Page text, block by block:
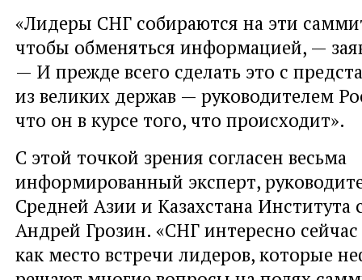
«Лидеры СНГ собираются на эти
чтобы обменяться информацией, —
— И прежде всего сделать это с
из великих держав — руководителем
что он в курсе того, что происходит».
С этой точкой зрения согласен весьма
информированный эксперт,
Средней Азии и Казахстана Института
Андрей Грозин. «СНГ интересно
как место встречи лидеров, которые